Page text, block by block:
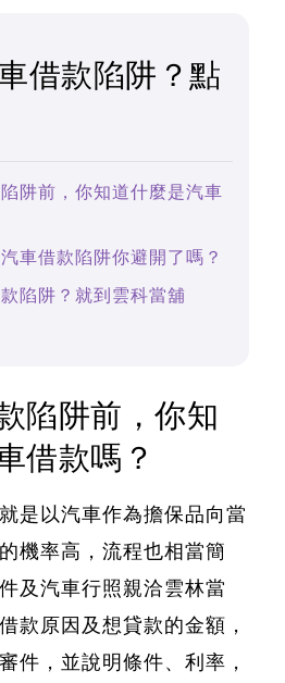
借款陷阱？點
阱前，你知道什麼是汽車
車借款陷阱你避開了嗎？
陷阱？就到雲科當舖
陷阱前，你知
借款嗎？
是以汽車作為擔保品向當
機率高，流程也相當簡
及汽車行照親洽雲林當
款原因及想貸款的金額，
件，並說明條件、利率，